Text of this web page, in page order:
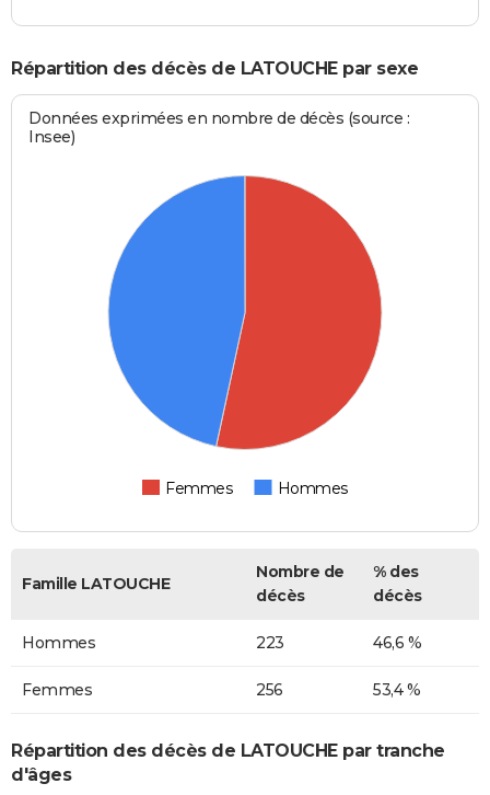
Répartition des décès de LATOUCHE par sexe
Données exprimées en nombre de décès (source :
Insee)
Femmes Hommes
Famille LATOUCHE
Nombre de
décès
% des
décès
Hommes 223 46,6 %
Femmes 256 53,4 %
Répartition des décès de LATOUCHE par tranche
d'âges